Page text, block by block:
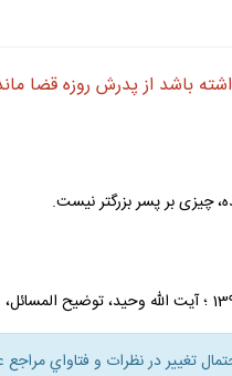
باشد از پدرش روزه قضا
چيزى بر پسر بزرگ‏تر نيست.
تغيير در نظرات و فتاواي